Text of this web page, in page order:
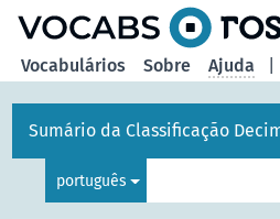
Vocabulários Sobre Ajuda
Sumário da Classificação
português